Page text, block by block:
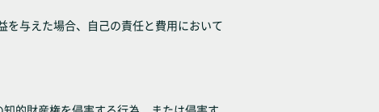
与えた場合、自己の責任と費用において